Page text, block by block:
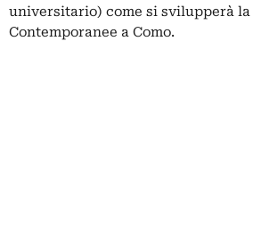
universitario) come si svilupperà
Contemporanee a Como.